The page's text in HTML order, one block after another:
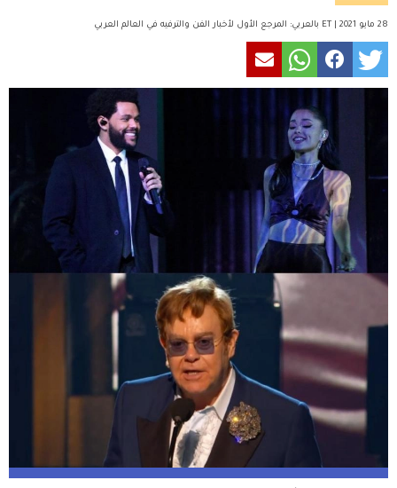
28 مايو 2021 | ET بالعربي: المرجع الأول لأخبار الفن والترفيه في العالم العربي